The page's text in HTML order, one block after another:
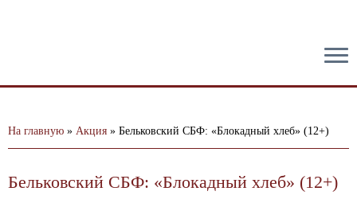
На главную » Акция » Бельковский СБФ: «Блокадный хлеб» (12+)
Бельковский СБФ: «Блокадный хлеб» (12+)